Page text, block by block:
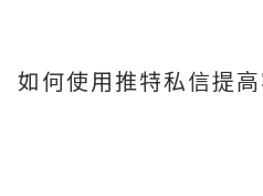
如何使用推特私信提高